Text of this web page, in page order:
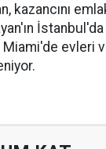
kazancını
Miami'de evleri